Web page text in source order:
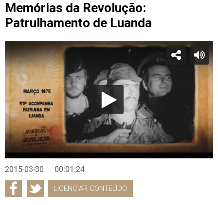
Memórias da Revolução:
Patrulhamento de Luanda
2015-03-30 00:01:24
LICENCIAR CONTEÚDO